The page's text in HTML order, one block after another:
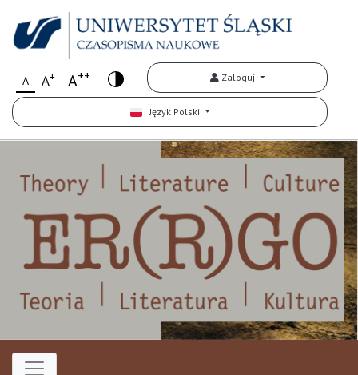
A A+ A++ Zaloguj
Język Polski